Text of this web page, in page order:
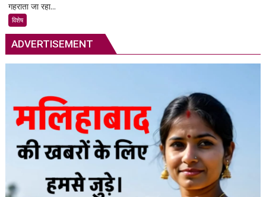
मेंमौतों
की
आशंका
गहराता जा रहा...
विशेष
ADVERTISEMENT